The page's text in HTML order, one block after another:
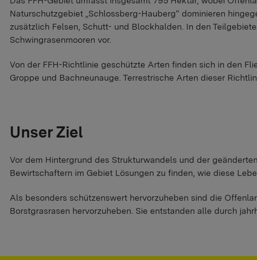
Naturschutzgebiet „Schlossberg-Hauberg“ dominieren
zusätzlich Felsen, Schutt- und Blockhalden. In den
Schwingrasenmooren vor.
Von der FFH-Richtlinie geschützte Arten finden sich in den
Groppe und Bachneunauge. Terrestrische Arten dieser
Unser Ziel
Vor dem Hintergrund des Strukturwandels und der
Bewirtschaftern im Gebiet Lösungen zu finden, wie diese
Als besonders schützenswert hervorzuheben sind die
Borstgrasrasen hervorzuheben. Sie entstanden alle durch